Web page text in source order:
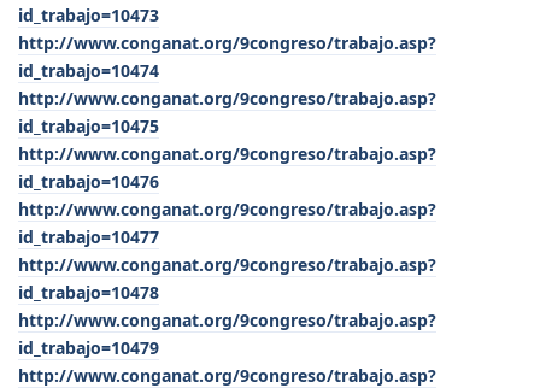
id_trabajo=10473
http://www.conganat.org/9congreso/trabajo.asp?
id_trabajo=10474
http://www.conganat.org/9congreso/trabajo.asp?
id_trabajo=10475
http://www.conganat.org/9congreso/trabajo.asp?
id_trabajo=10476
http://www.conganat.org/9congreso/trabajo.asp?
id_trabajo=10477
http://www.conganat.org/9congreso/trabajo.asp?
id_trabajo=10478
http://www.conganat.org/9congreso/trabajo.asp?
id_trabajo=10479
http://www.conganat.org/9congreso/trabajo.asp?